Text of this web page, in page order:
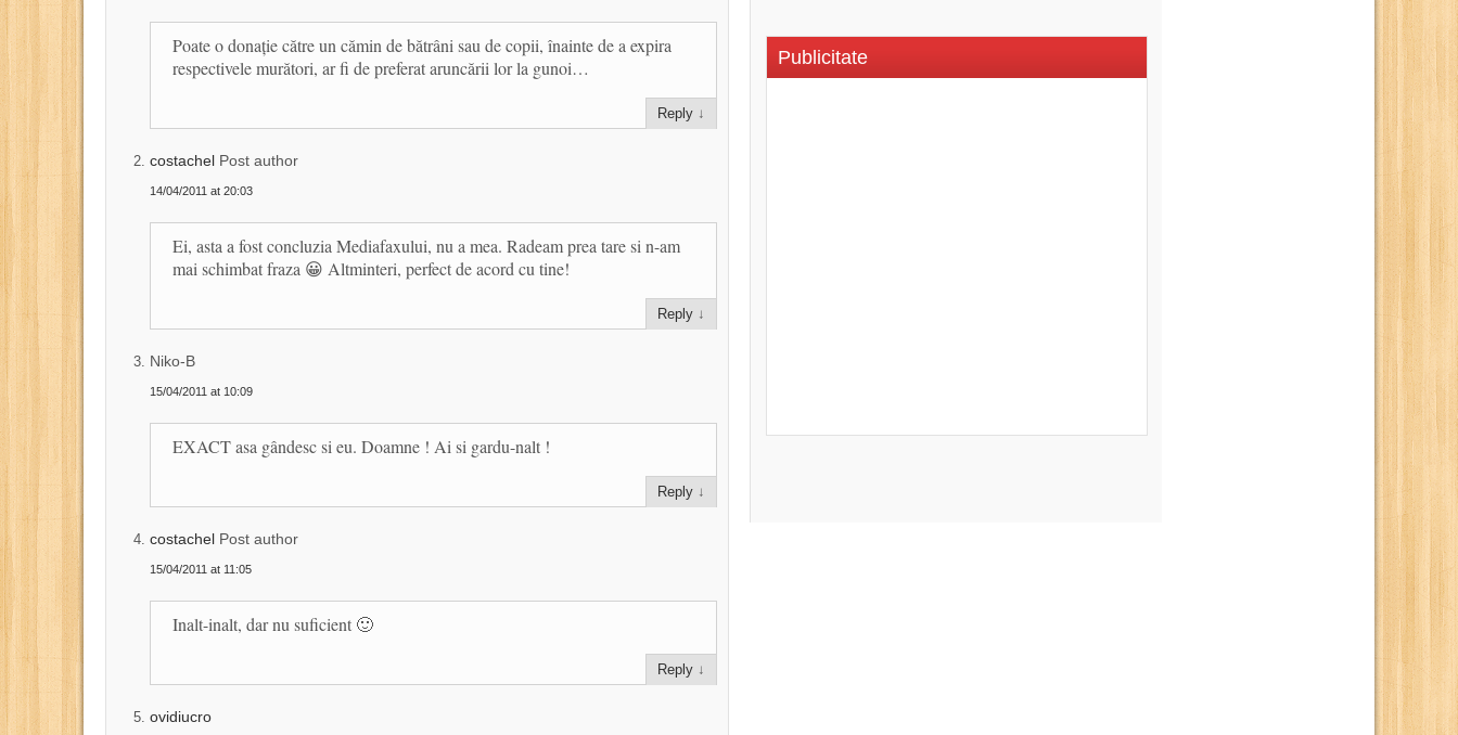
Poate o donație către un cămin de bătrâni sau de copii, înainte de a expira
respectivele murători, ar fi de preferat aruncării lor la gunoi…
Reply ↓
costachel Post author
14/04/2011 at 20:03
Ei, asta a fost concluzia Mediafaxului, nu a mea. Radeam prea tare si n-am
mai schimbat fraza 😀 Altminteri, perfect de acord cu tine!
Reply ↓
Niko-B
15/04/2011 at 10:09
EXACT asa gândesc si eu. Doamne ! Ai si gardu-nalt !
Reply ↓
costachel Post author
15/04/2011 at 11:05
Inalt-inalt, dar nu suficient 🙂
Reply ↓
ovidiucro
Publicitate